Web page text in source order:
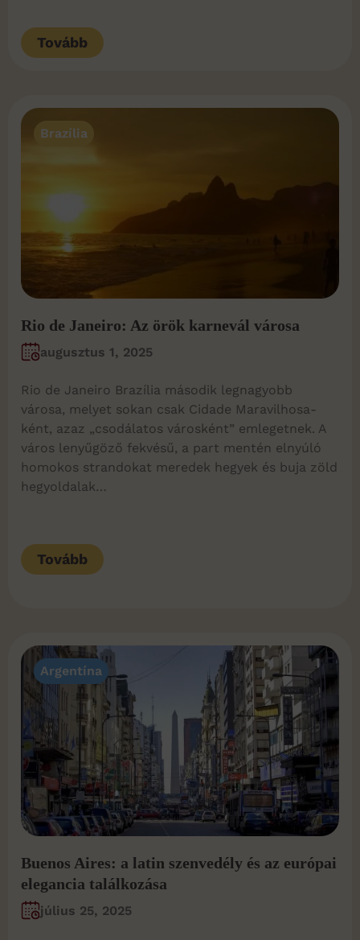
Tovább
Brazília
Rio de Janeiro: Az örök karnevál városa
augusztus 1, 2025
Rio de Janeiro Brazília második legnagyobb
városa, melyet sokan csak Cidade Maravilhosa-
ként, azaz „csodálatos városként” emlegetnek. A
város lenyűgöző fekvésű, a part mentén elnyúló
homokos strandokat meredek hegyek és buja zöld
hegyoldalak…
Tovább
Argentína
Buenos Aires: a latin szenvedély és az európai
elegancia találkozása
július 25, 2025